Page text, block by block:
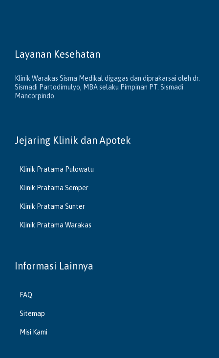
Layanan Kesehatan
Klinik Warakas Sisma Medikal digagas dan diprakarsai oleh dr.
Sismadi Partodimulyo, MBA selaku Pimpinan PT. Sismadi
Mancorpindo.
Jejaring Klinik dan Apotek
Klinik Pratama Pulowatu
Klinik Pratama Semper
Klinik Pratama Sunter
Klinik Pratama Warakas
Informasi Lainnya
FAQ
Sitemap
Misi Kami